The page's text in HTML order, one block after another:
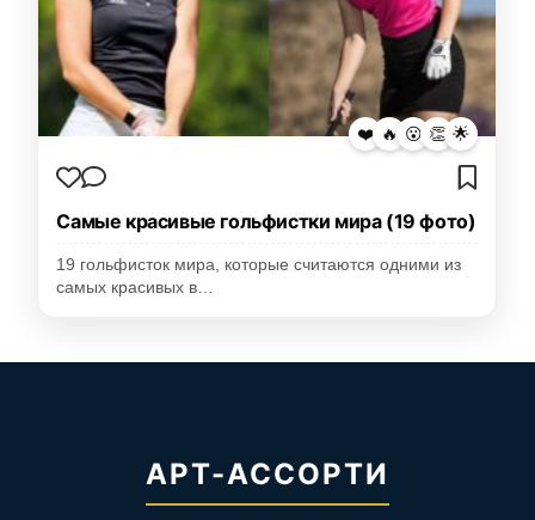
❤️ 🔥 😮 👏 🌟
Самые красивые гольфистки мира (19 фото)
19 гольфисток мира, которые считаются одними из
самых красивых в…
АРТ-АССОРТИ